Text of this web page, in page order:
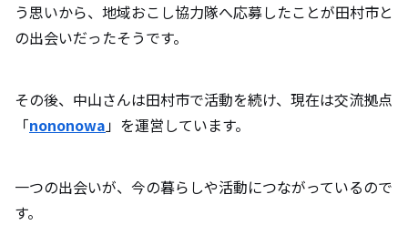
う思いから、地域おこし協力隊へ応募したことが田村市と
の出会いだったそうです。
その後、中山さんは田村市で活動を続け、現在は交流拠点
「nononowa」を運営しています。
一つの出会いが、今の暮らしや活動につながっているので
す。